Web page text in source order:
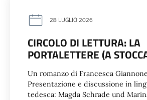
28 LUGLIO 2026
CIRCOLO DI LETTURA: LA
PORTALETTERE (A
Un romanzo di Francesca Giannone
Presentazione e discussione in
tedesca: Magda Schrade und